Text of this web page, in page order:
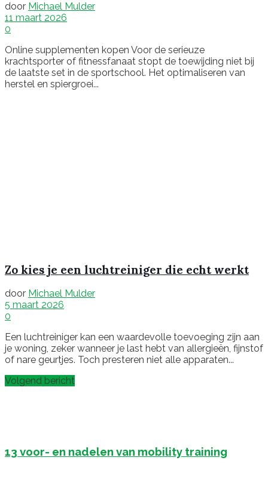
door Michael Mulder
11 maart 2026
0
Online supplementen kopen Voor de serieuze
krachtsporter of fitnessfanaat stopt de toewijding niet bij
de laatste set in de sportschool. Het optimaliseren van
herstel en spiergroei...
Zo kies je een luchtreiniger die echt werkt
door Michael Mulder
5 maart 2026
0
Een luchtreiniger kan een waardevolle toevoeging zijn aan
je woning, zeker wanneer je last hebt van allergieën, fijnstof
of nare geurtjes. Toch presteren niet alle apparaten...
Volgend bericht
13 voor- en nadelen van mobility training